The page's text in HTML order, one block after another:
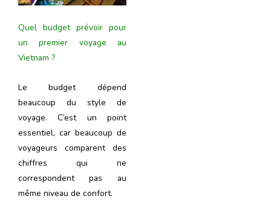
Quel budget prévoir pour
un premier voyage au
Vietnam ?
Le budget dépend
beaucoup du style de
voyage. C’est un point
essentiel, car beaucoup de
voyageurs comparent des
chiffres qui ne
correspondent pas au
même niveau de confort.